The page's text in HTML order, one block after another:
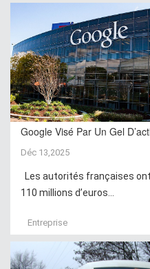
Google Visé Par Un Gel
Déc 13,2025
Les autorités françaises
110 millions d’euros...
Entreprise